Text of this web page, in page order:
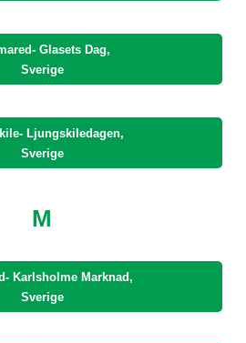
Glasets Dag,
Sverige
Ljungskiledagen,
Sverige
M
Karlsholme Marknad,
Sverige